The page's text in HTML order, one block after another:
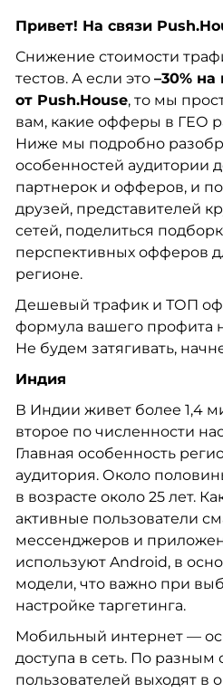
Привет! На связи
Снижение стоимости
тестов. А если это –30%
от Push.House, то мы
вам, какие офферы в ГЕО
Ниже мы подробно
особенностей аудитории
партнерок и офферов, и
друзей, представителей
сетей, поделиться
перспективных офферов
регионе.
Дешевый трафик и ТОП
формула вашего профита
Не будем затягивать,
Индия
В Индии живет более 1,4
второе по численности
Главная особенность
аудитория. Около
в возрасте около 25 лет.
активные пользователи
мессенджеров и
используют Android, в
модели, что важно при
настройке таргетинга.
Мобильный интернет —
доступа в сеть. По разным
пользователей выходят в